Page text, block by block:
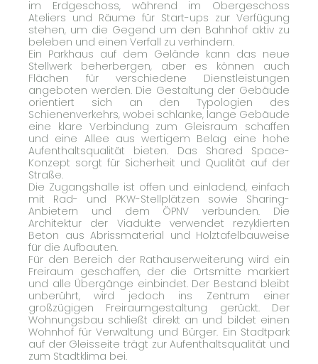
im Erdgeschoss, während im Obergeschoss
Ateliers und Räume für Start-ups zur Verfügung
stehen, um die Gegend um den Bahnhof aktiv zu
beleben und einen Verfall zu verhindern.
Ein Parkhaus auf dem Gelände kann das neue
Stellwerk beherbergen, aber es können auch
Flächen für verschiedene Dienstleistungen
angeboten werden. Die Gestaltung der Gebäude
orientiert sich an den Typologien des
Schienenverkehrs, wobei schlanke, lange Gebäude
eine klare Verbindung zum Gleisraum schaffen
und eine Allee aus wertigem Belag eine hohe
Aufenthaltsqualität bieten. Das Shared Space-
Konzept sorgt für Sicherheit und Qualität auf der
Straße.
Die Zugangshalle ist offen und einladend, einfach
mit Rad- und PKW-Stellplätzen sowie Sharing-
Anbietern und dem ÖPNV verbunden. Die
Architektur der Viadukte verwendet rezyklierten
Beton aus Abrissmaterial und Holztafelbauweise
für die Aufbauten.
Für den Bereich der Rathauserweiterung wird ein
Freiraum geschaffen, der die Ortsmitte markiert
und alle Übergänge einbindet. Der Bestand bleibt
unberührt, wird jedoch ins Zentrum einer
großzügigen Freiraumgestaltung gerückt. Der
Wohnungsbau schließt direkt an und bildet einen
Wohnhof für Verwaltung und Bürger. Ein Stadtpark
auf der Gleisseite trägt zur Aufenthaltsqualität und
zum Stadtklima bei.